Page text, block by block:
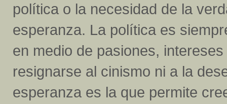
política o la necesidad de la
esperanza. La política es
en medio de pasiones,
resignarse al cinismo ni a la
esperanza es la que permite